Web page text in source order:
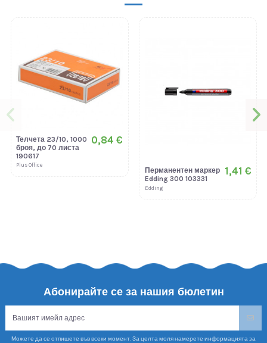
Телчета 23/10, 1000
броя, до 70 листа
190617
Plus Office
0,84 €
Перманентен маркер
Edding 300 103331
Edding
1,41 €
Абонирайте се за нашия бюлетин
Можете да се отпишете във всеки момент. За целта моля намерете информацията за